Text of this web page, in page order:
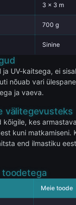
3 x 3 m
700 g
Sinine
ja UV-kaitsega, ei
nõuab vari
ja vaeva.
välitegevusteks
kõigile, kes
kuni matkamiseni.
end ilmastiku
toodetega
Meie toode